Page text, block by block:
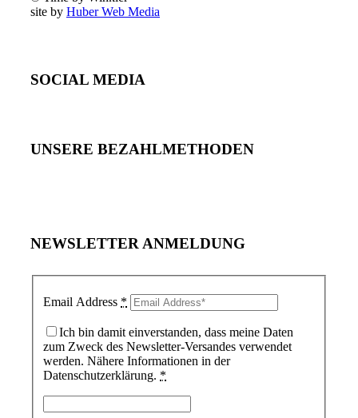
site by Huber Web Media
SOCIAL MEDIA
UNSERE BEZAHLMETHODEN
NEWSLETTER ANMELDUNG
Email Address *
Ich bin damit einverstanden, dass meine Daten
zum Zweck des Newsletter-Versandes verwendet
werden. Nähere Informationen in der
Datenschutzerklärung. *